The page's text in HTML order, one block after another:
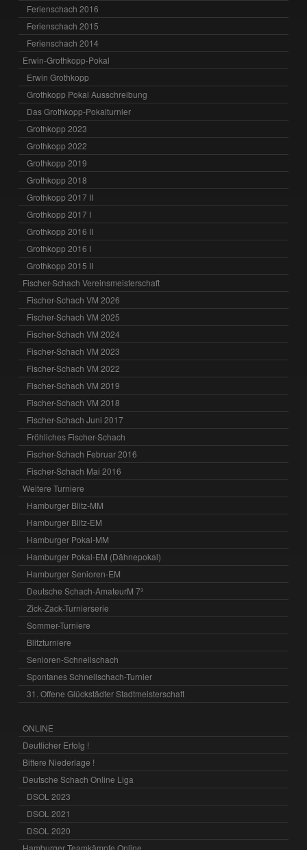
Ferienschach 2016
Ferienschach 2015
Ferienschach 2014
Erwin-Grothkopp-Pokal
Erwin Grothkopp
Grothkopp Pokal Ausschreibung
Das Grothkopp-Pokalturnier
Grothkopp 2023
Grothkopp 2022
Grothkopp 2019
Grothkopp 2018
Grothkopp 2017 II
Grothkopp 2017 I
Grothkopp 2016 II
Grothkopp 2016 I
Grothkopp 2015 II
Fischer-Schach Vereinsmeisterschaft
Fischer-Schach VM 2026
Fischer-Schach VM 2025
Fischer-Schach VM 2024
Fischer-Schach VM 2023
Fischer-Schach VM 2022
Fischer-Schach VM 2019
Fischer-Schach VM 2018
Fischer-Schach Juni 2017
Fröhliches Fischer-Schach
Fischer-Schach Februar 2016
Fischer-Schach Mai 2016
Weitere Turniere
Hamburger Blitz-MM
Hamburger Blitz-EM
Hamburger Pokal-MM
Hamburger Pokal-EM (Dähnepokal)
Hamburger Senioren-EM
Deutsche Schach-AmateurM 7³
Zick-Zack-Turnierserie
Sommer-Turniere
Blitzturniere
Senioren-Schnellschach
Spontanes Schnellschach-Turnier
31. Offene Glückstädter Stadtmeisterschaft
ONLINE
Deutlicher Erfolg !
Bittere Niederlage !
Deutsche Schach Online Liga
DSOL 2023
DSOL 2021
DSOL 2020
Hamburger Teamkämpfe Online